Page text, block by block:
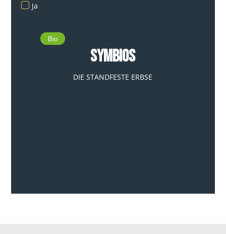
Ja
Bio
Symbios
DIE STANDFESTE ERBSE